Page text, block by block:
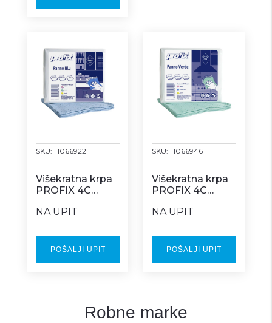
SKU: H066922
Višekratna krpa
PROFIX 4C
NA UPIT
POŠALJI UPIT
SKU: H066946
Višekratna krpa
PROFIX 4C
NA UPIT
POŠALJI UPIT
Robne marke